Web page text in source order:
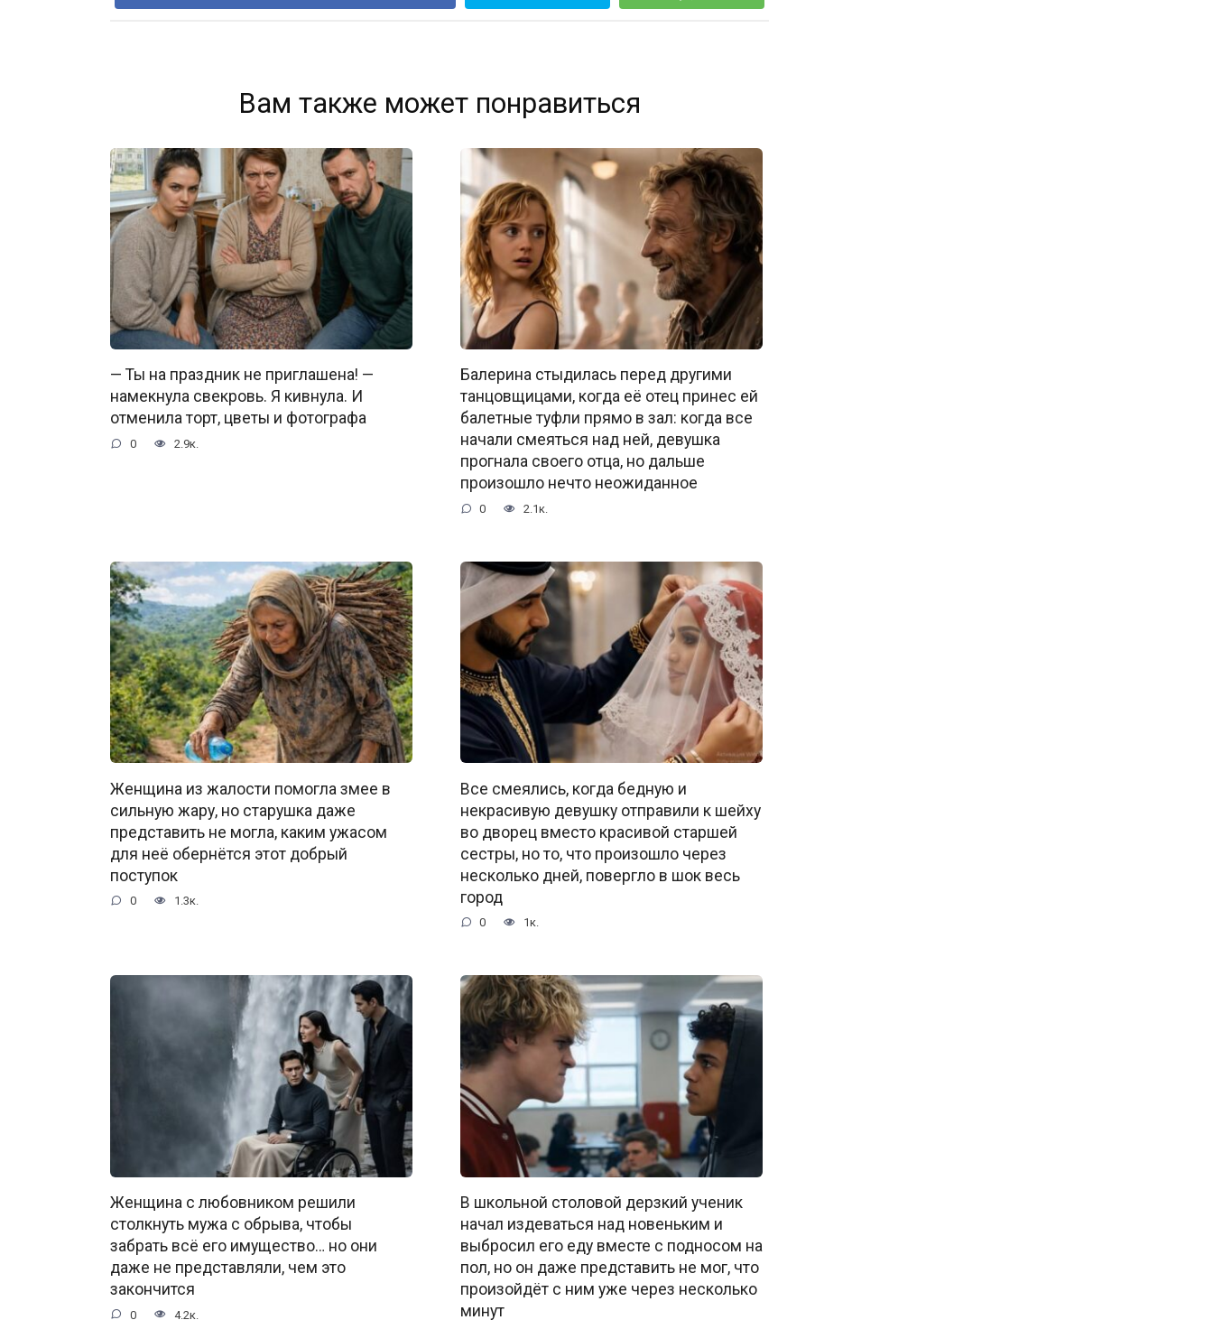
Вам также может понравиться
— Ты на праздник не приглашена! —
намекнула свекровь. Я кивнула. И
отменила торт, цветы и фотографа
0 2.9к.
Балерина стыдилась перед другими
танцовщицами, когда её отец принес ей
балетные туфли прямо в зал: когда все
начали смеяться над ней, девушка
прогнала своего отца, но дальше
произошло нечто неожиданное
0 2.1к.
Женщина из жалости помогла змее в
сильную жару, но старушка даже
представить не могла, каким ужасом
для неё обернётся этот добрый
поступок
0 1.3к.
Все смеялись, когда бедную и
некрасивую девушку отправили к шейху
во дворец вместо красивой старшей
сестры, но то, что произошло через
несколько дней, повергло в шок весь
город
0 1к.
Женщина с любовником решили
столкнуть мужа с обрыва, чтобы
забрать всё его имущество… но они
даже не представляли, чем это
закончится
0 4.2к.
В школьной столовой дерзкий ученик
начал издеваться над новеньким и
выбросил его еду вместе с подносом на
пол, но он даже представить не мог, что
произойдёт с ним уже через несколько
минут